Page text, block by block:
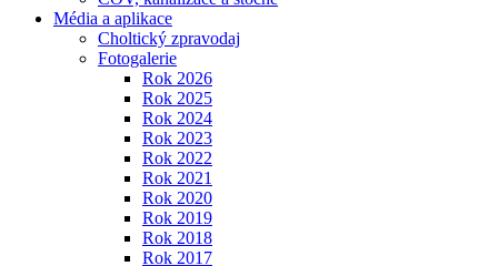
Média a aplikace
Choltický zpravodaj
Fotogalerie
Rok 2026
Rok 2025
Rok 2024
Rok 2023
Rok 2022
Rok 2021
Rok 2020
Rok 2019
Rok 2018
Rok 2017